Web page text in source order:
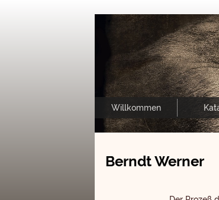
Willkommen
Berndt Werner